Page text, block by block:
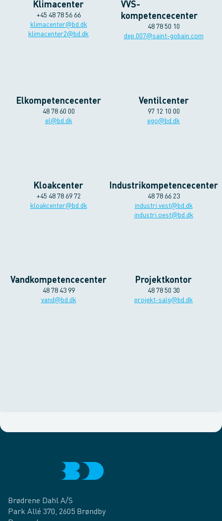
Klimacenter
+45 48 78 56 66
klimacenter@bd.dk
klimacenter2@bd.dk
VVS-
kompetencecenter
48 78 50 10
dep.007@saint-gobain.com
Elkompetencecenter
48 78 60 00
el@bd.dk
Ventilcenter
97 12 10 00
ego@bd.dk
Kloakcenter
+45 48 78 69 72
kloakcenter@bd.dk
Industrikompetencecenter
48 78 66 23
industri.vest@bd.dk
industri.oest@bd.dk
Vandkompetencecenter
48 78 43 99
vand@bd.dk
Projektkontor
48 78 50 30
projekt-salg@bd.dk
Brødrene Dahl A/S
Park Allé 370, 2605 Brøndby